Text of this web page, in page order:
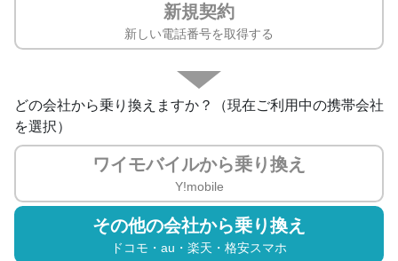
新規契約
新しい電話番号を取得する
どの会社から乗り換えますか？（現在ご利用中の携帯会社
を選択）
ワイモバイルから乗り換え
Y!mobile
その他の会社から乗り換え
ドコモ・au・楽天・格安スマホ